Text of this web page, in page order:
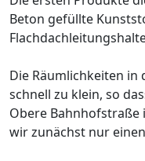
Beton gefüllte
Die Räumlichkeiten
schnell zu klein, so
Obere
wir zunächst nur